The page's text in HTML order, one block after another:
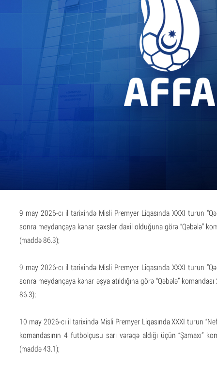
9 may 2026-cı il tarixində Misli Premyer Liqasında XXXI turun
sonra meydançaya kənar şəxslər daxil olduğuna görə “Qəbələ”
(maddə 86.3);
9 may 2026-cı il tarixində Misli Premyer Liqasında XXXI turun
sonra meydançaya kənar əşya atıldığına görə “Qəbələ”
86.3);
10 may 2026-cı il tarixində Misli Premyer Liqasında XXXI turun
komandasının 4 futbolçusu sarı vərəqə aldığı üçün “Şamaxı”
(maddə 43.1);